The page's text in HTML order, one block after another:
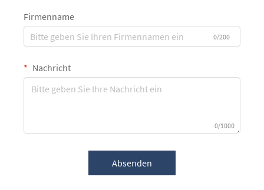
Firmenname
0/200
Nachricht
0/1000
Absenden